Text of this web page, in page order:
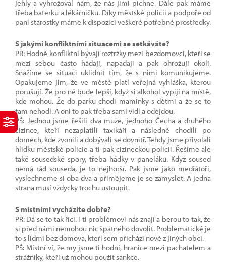
jehly a vyhrožoval nám, že nás jimi píchne. Dále pak máme
třeba baterku a lékárničku. Díky městské policii a podpoře od
paní starostky máme k dispozici veškeré potřebné prostředky.
S jakými konfliktními situacemi se setkáváte?
PR: Hodně konfliktní bývají roztržky mezi bezdomovci, kteří se
mezi sebou často hádají, napadají a pak ohrožují okolí.
Snažíme se situaci uklidnit tím, že s nimi komunikujeme.
Opakujeme jim, že ve městě platí veřejná vyhláška, kterou
porušují. Že pro ně bude lepší, když si alkohol vypijí na místě,
kde mohou. Že do parku chodí maminky s dětmi a že se to
tam nehodí. A oni to pak třeba sami vidí a odejdou.
PŠ: Jednou jsme řešili dva muže, jednoho Čecha a druhého
cizince, kteří nezaplatili taxikáři a následně chodili po
domech, kde zvonili a dobývali se dovnitř. Tehdy jsme přivolali
hlídku městské policie a ti pak cizineckou policii. Řešíme ale
také sousedské spory, třeba hádky v paneláku. Když soused
nemá rád souseda, je to nejhorší. Pak jsme jako mediátoři,
vyslechneme si oba dva a přimějeme je se zamyslet. A jedna
strana musí vždycky trochu ustoupit.
S místními vycházíte dobře?
PR: Dá se to tak říci. I ti problémoví nás znají a berou to tak, že
si před námi nemohou nic špatného dovolit. Problematické je
to s lidmi bez domova, kteří sem přichází nově z jiných obcí.
PŠ: Místní ví, že my jsme ti hodní, hranice mezi pachatelem a
strážníky, kteří už mohou použít sankce.